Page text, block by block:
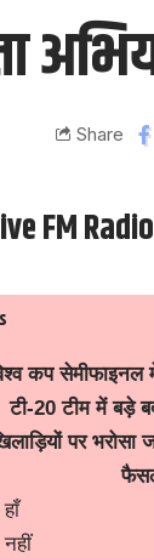
Share
FM Radio
कप सेमीफाइनल
टी-20 टीम में बड़े
पर
हाँ
नहीं